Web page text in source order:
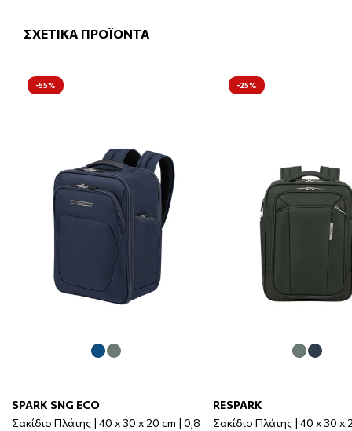
ΣΧΕΤΙΚΑ ΠΡΟΪΟΝΤΑ
-55%
SPARK SNG ECO
Σακίδιο Πλάτης | 40 x 30 x 20 cm | 0,8
-25%
RESPARK
Σακίδιο Πλάτης | 40 x 30 x